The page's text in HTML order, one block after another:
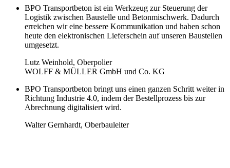
BPO Transportbeton ist ein Werkzeug zur Steuerung der
Logistik zwischen Baustelle und Betonmischwerk. Dadurch
erreichen wir eine bessere Kommunikation und haben schon
heute den elektronischen Lieferschein auf unseren Baustellen
umgesetzt.
Lutz Weinhold, Oberpolier
WOLFF & MÜLLER GmbH und Co. KG
BPO Transportbeton bringt uns einen ganzen Schritt weiter in
Richtung Industrie 4.0, indem der Bestellprozess bis zur
Abrechnung digitalisiert wird.
Walter Gernhardt, Oberbauleiter